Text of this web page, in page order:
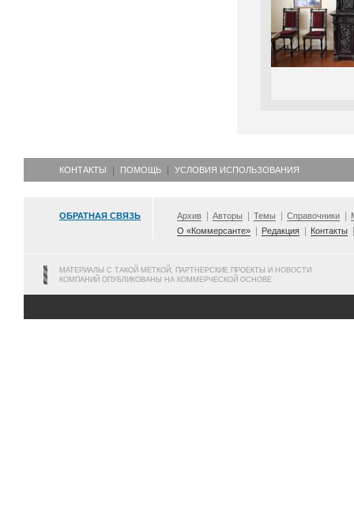
КОНТАКТЫ ПОМОЩЬ УСЛОВИЯ ИСПОЛЬЗОВАНИЯ
ОБРАТНАЯ СВЯЗЬ Архив Авторы Темы Справочники
О «Коммерсанте»
Редакция Контакты
МАТЕРИАЛЫ С ТАКОЙ МЕТКОЙ, ПАРТНЕРСКИЕ ПРОЕКТЫ И НОВОСТИ
КОМПАНИЙ ОПУБЛИКОВАНЫ НА КОММЕРЧЕСКОЙ ОСНОВЕ